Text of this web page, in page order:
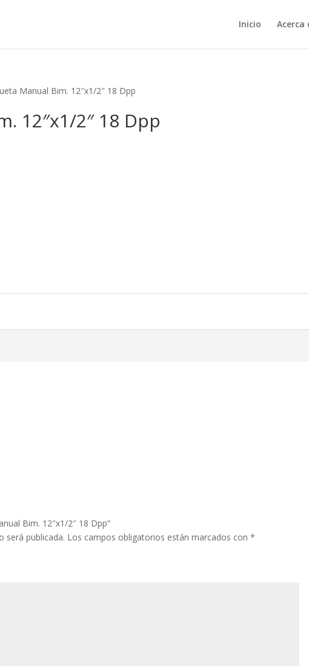
Inicio Acerca
Manual Bim. 12″x1/2″ 18 Dpp
12″x1/2″ 18 Dpp
Bim. 12″x1/2″ 18 Dpp”
será publicada. Los campos obligatorios están marcados con*